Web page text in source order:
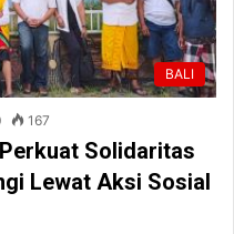
BALI
167
Solidaritas
Lewat Aksi Sosial